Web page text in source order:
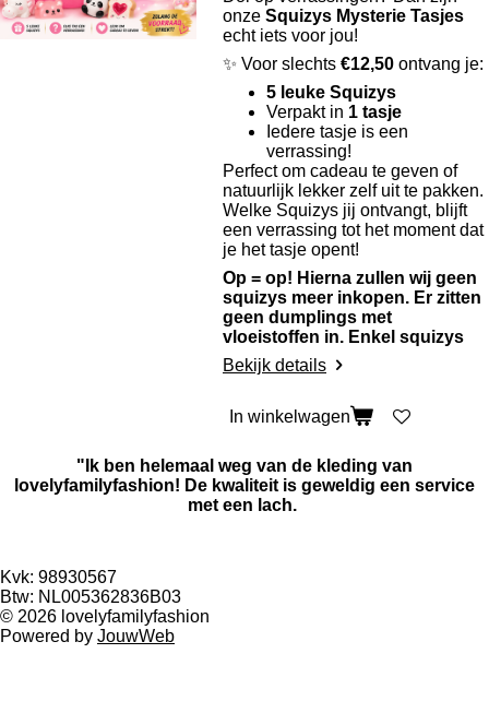
onze Squizys Mysterie Tasjes
echt iets voor jou!
✨ Voor slechts €12,50 ontvang je:
5 leuke Squizys
Verpakt in 1 tasje
Iedere tasje is een
verrassing!
Perfect om cadeau te geven of
natuurlijk lekker zelf uit te pakken.
Welke Squizys jij ontvangt, blijft
een verrassing tot het moment dat
je het tasje opent!
Op = op! Hierna zullen wij geen
squizys meer inkopen. Er zitten
geen dumplings met
vloeistoffen in. Enkel squizys
Bekijk details
In winkelwagen
"Ik ben helemaal weg van de kleding van
lovelyfamilyfashion! De kwaliteit is geweldig een service
met een lach.
Kvk: 98930567
Btw: NL005362836B03
© 2026 lovelyfamilyfashion
Powered by JouwWeb